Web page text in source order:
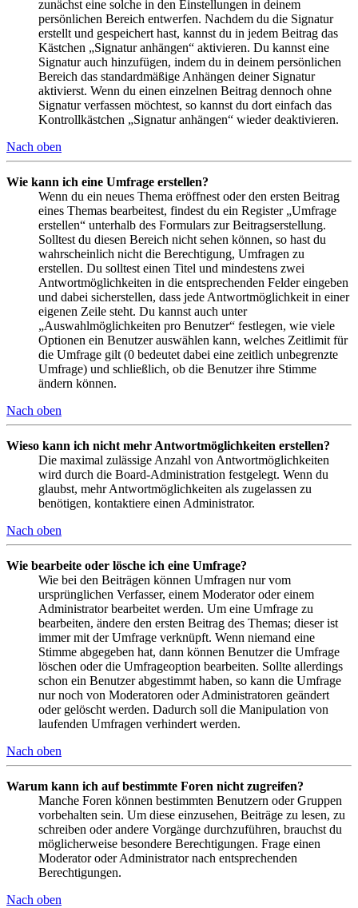
zunächst eine solche in den Einstellungen in deinem
persönlichen Bereich entwerfen. Nachdem du die Signatur
erstellt und gespeichert hast, kannst du in jedem Beitrag das
Kästchen „Signatur anhängen“ aktivieren. Du kannst eine
Signatur auch hinzufügen, indem du in deinem persönlichen
Bereich das standardmäßige Anhängen deiner Signatur
aktivierst. Wenn du einen einzelnen Beitrag dennoch ohne
Signatur verfassen möchtest, so kannst du dort einfach das
Kontrollkästchen „Signatur anhängen“ wieder deaktivieren.
Nach oben
Wie kann ich eine Umfrage erstellen?
Wenn du ein neues Thema eröffnest oder den ersten Beitrag
eines Themas bearbeitest, findest du ein Register „Umfrage
erstellen“ unterhalb des Formulars zur Beitragserstellung.
Solltest du diesen Bereich nicht sehen können, so hast du
wahrscheinlich nicht die Berechtigung, Umfragen zu
erstellen. Du solltest einen Titel und mindestens zwei
Antwortmöglichkeiten in die entsprechenden Felder eingeben
und dabei sicherstellen, dass jede Antwortmöglichkeit in einer
eigenen Zeile steht. Du kannst auch unter
„Auswahlmöglichkeiten pro Benutzer“ festlegen, wie viele
Optionen ein Benutzer auswählen kann, welches Zeitlimit für
die Umfrage gilt (0 bedeutet dabei eine zeitlich unbegrenzte
Umfrage) und schließlich, ob die Benutzer ihre Stimme
ändern können.
Nach oben
Wieso kann ich nicht mehr Antwortmöglichkeiten erstellen?
Die maximal zulässige Anzahl von Antwortmöglichkeiten
wird durch die Board-Administration festgelegt. Wenn du
glaubst, mehr Antwortmöglichkeiten als zugelassen zu
benötigen, kontaktiere einen Administrator.
Nach oben
Wie bearbeite oder lösche ich eine Umfrage?
Wie bei den Beiträgen können Umfragen nur vom
ursprünglichen Verfasser, einem Moderator oder einem
Administrator bearbeitet werden. Um eine Umfrage zu
bearbeiten, ändere den ersten Beitrag des Themas; dieser ist
immer mit der Umfrage verknüpft. Wenn niemand eine
Stimme abgegeben hat, dann können Benutzer die Umfrage
löschen oder die Umfrageoption bearbeiten. Sollte allerdings
schon ein Benutzer abgestimmt haben, so kann die Umfrage
nur noch von Moderatoren oder Administratoren geändert
oder gelöscht werden. Dadurch soll die Manipulation von
laufenden Umfragen verhindert werden.
Nach oben
Warum kann ich auf bestimmte Foren nicht zugreifen?
Manche Foren können bestimmten Benutzern oder Gruppen
vorbehalten sein. Um diese einzusehen, Beiträge zu lesen, zu
schreiben oder andere Vorgänge durchzuführen, brauchst du
möglicherweise besondere Berechtigungen. Frage einen
Moderator oder Administrator nach entsprechenden
Berechtigungen.
Nach oben